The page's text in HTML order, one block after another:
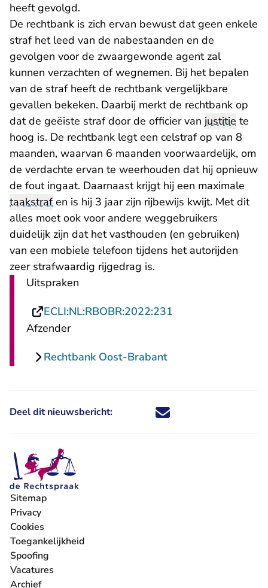
heeft gevolgd.
De rechtbank is zich ervan bewust dat geen enkele
straf het leed van de nabestaanden en de
gevolgen voor de zwaargewonde agent zal
kunnen verzachten of wegnemen. Bij het bepalen
van de straf heeft de rechtbank vergelijkbare
gevallen bekeken. Daarbij merkt de rechtbank op
dat de geëiste straf door de officier van justitie te
hoog is. De rechtbank legt een celstraf op van 8
maanden, waarvan 6 maanden voorwaardelijk, om
de verdachte ervan te weerhouden dat hij opnieuw
de fout ingaat. Daarnaast krijgt hij een maximale
taakstrafen is hij 3 jaar zijn rijbewijs kwijt. Met dit
alles moet ook voor andere weggebruikers
duidelijk zijn dat het vasthouden (en gebruiken)
van een mobiele telefoon tijdens het autorijden
zeer strafwaardig rijgedrag is.
Uitspraken
ECLI:NL:RBOBR:2022:231
Afzender
Rechtbank Oost-Brabant
Deel dit nieuwsbericht: Deel dit nieuwsbericht via X -
Deel dit nieuwsbericht via
Deel dit nieuwsbericht
Deel dit
Sitemap
Privacy
Cookies
Toegankelijkheid
Spoofing
Vacatures
- U verlaat Rechtspraak.nl
Archief